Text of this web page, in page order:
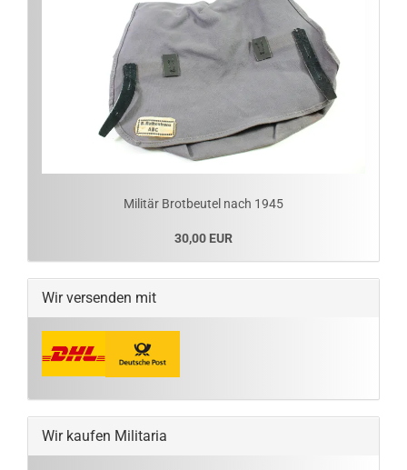
Militär Brotbeutel nach 1945
30,00 EUR
Wir versenden mit
Wir kaufen Militaria